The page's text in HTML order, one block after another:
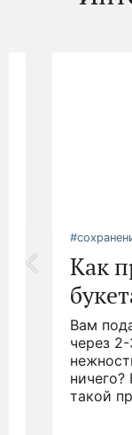
Как
Вам
через
такой